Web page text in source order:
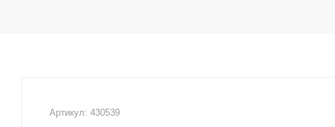
Артикул: 430539